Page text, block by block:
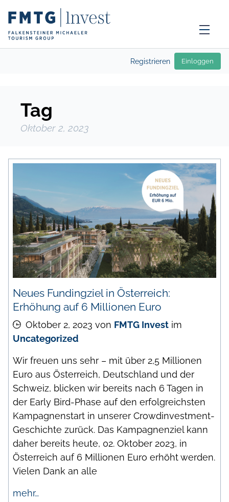
Registrieren Einloggen
Tag
Oktober 2, 2023
Neues Fundingziel in Österreich:
Erhöhung auf 6 Millionen Euro
Oktober 2, 2023 von FMTG Invest im
Uncategorized
Wir freuen uns sehr – mit über 2,5 Millionen
Euro aus Österreich, Deutschland und der
Schweiz, blicken wir bereits nach 6 Tagen in
der Early Bird-Phase auf den erfolgreichsten
Kampagnenstart in unserer Crowdinvestment-
Geschichte zurück. Das Kampagnenziel kann
daher bereits heute, 02. Oktober 2023, in
Österreich auf 6 Millionen Euro erhöht werden.
Vielen Dank an alle
mehr…